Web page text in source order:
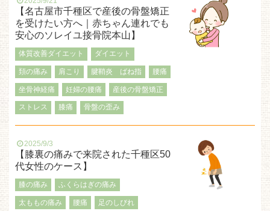
【名古屋市千種区で産後の骨盤矯正
を受けたい方へ｜赤ちゃん連れでも
安心のソレイユ接骨院本山】
体質改善ダイエット ダイエット
頚の痛み 肩こり 腱鞘炎 ばね指 腰痛
坐骨神経痛 妊婦の腰痛 産後の骨盤矯正
ストレス 膝痛 骨盤の歪み
2025/9/3
【膝裏の痛みで来院された千種区50
代女性のケース】
膝の痛み ふくらはぎの痛み
太ももの痛み 腰痛 足のしびれ